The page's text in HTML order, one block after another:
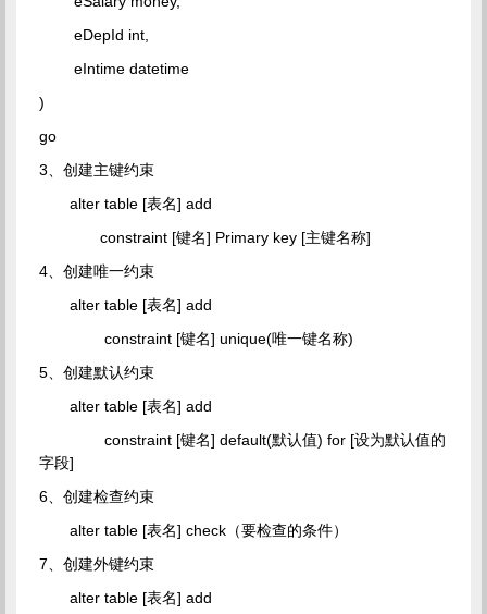
eDepId int,
eIntime datetime
)
go
3、创建主键约束
alter table [表名] add
constraint [键名] Primary key [主键名称]
4、创建唯一约束
alter table [表名] add
constraint [键名] unique(唯一键名称)
5、创建默认约束
alter table [表名] add
constraint [键名] default(默认值) for [设为默认值的
字段]
6、创建检查约束
alter table [表名] check（要检查的条件）
7、创建外键约束
alter table [表名] add